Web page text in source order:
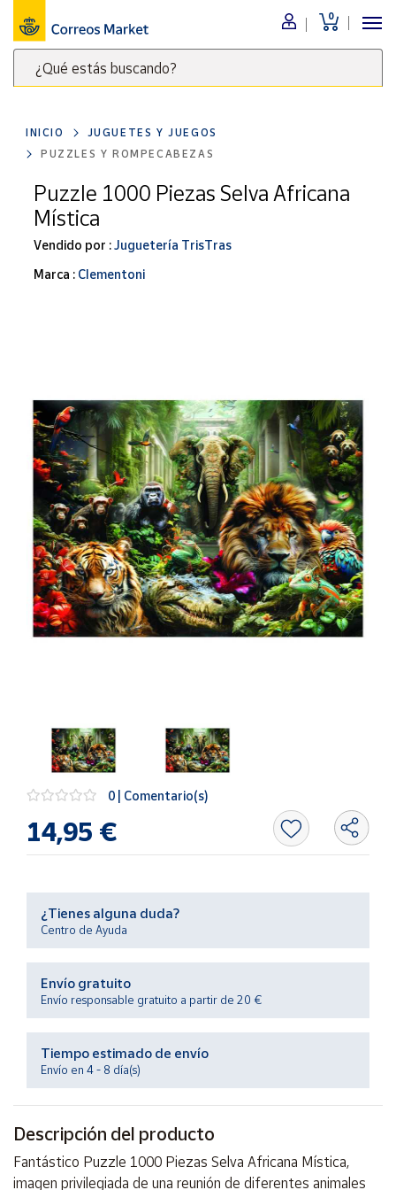
0
¿Qué estás buscando?
clave
para
buscar
productos
Correos
Market
Menú
Nuestro
catálogo
Alimentación
Ocio y cultura
Juguetes y
juegos
Libros y
Artesanía
Oficina y
Papelería
Para Canarias,
Ceuta y Melilla
Más
populares
Bono
Cultural
novedades
de Correos
Market
Productos
Centro
de ayuda
Contacto
Vendedores
Mapa de
vendedores
vendedor
Área
INICIO
JUGUETES Y JUEGOS
PUZZLES Y ROMPECABEZAS
Puzzle 1000 Piezas Selva Africana
Mística
Vendido por :Juguetería TrisTras
Marca : Clementoni
0 | Comentario(s)
14,95 €
¿Tienes alguna duda?
Centro de Ayuda
Envío gratuito
Envío responsable gratuito a partir de 20 €
Tiempo estimado de envío
Envío en 4 - 8 día(s)
Descripción del producto
Fantástico Puzzle 1000 Piezas Selva Africana Mística,
imagen privilegiada de una reunión de diferentes animales